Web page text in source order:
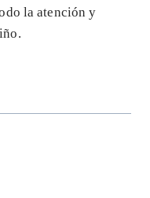
la atención y